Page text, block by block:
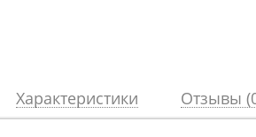
Характеристики Отзывы